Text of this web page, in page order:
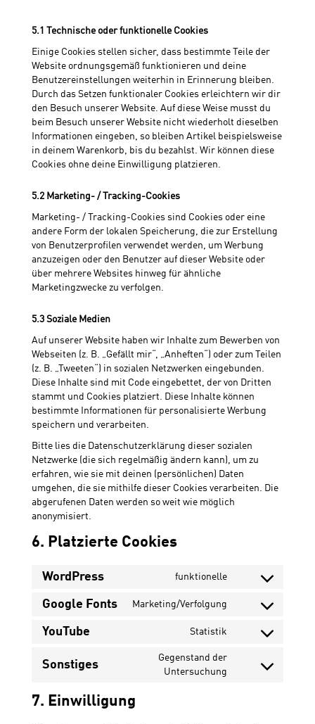
5.1 Technische oder funktionelle Cookies
Einige Cookies stellen sicher, dass bestimmte Teile der
Website ordnungsgemäß funktionieren und deine
Benutzereinstellungen weiterhin in Erinnerung bleiben.
Durch das Setzen funktionaler Cookies erleichtern wir dir
den Besuch unserer Website. Auf diese Weise musst du
beim Besuch unserer Website nicht wiederholt dieselben
Informationen eingeben, so bleiben Artikel beispielsweise
in deinem Warenkorb, bis du bezahlst. Wir können diese
Cookies ohne deine Einwilligung platzieren.
5.2 Marketing- / Tracking-Cookies
Marketing- / Tracking-Cookies sind Cookies oder eine
andere Form der lokalen Speicherung, die zur Erstellung
von Benutzerprofilen verwendet werden, um Werbung
anzuzeigen oder den Benutzer auf dieser Website oder
über mehrere Websites hinweg für ähnliche
Marketingzwecke zu verfolgen.
5.3 Soziale Medien
Auf unserer Website haben wir Inhalte zum Bewerben von
Webseiten (z. B. „Gefällt mir“, „Anheften“) oder zum Teilen
(z. B. „Tweeten“) in sozialen Netzwerken eingebunden.
Diese Inhalte sind mit Code eingebettet, der von Dritten
stammt und Cookies platziert. Diese Inhalte können
bestimmte Informationen für personalisierte Werbung
speichern und verarbeiten.
Bitte lies die Datenschutzerklärung dieser sozialen
Netzwerke (die sich regelmäßig ändern kann), um zu
erfahren, wie sie mit deinen (persönlichen) Daten
umgehen, die sie mithilfe dieser Cookies verarbeiten. Die
abgerufenen Daten werden so weit wie möglich
anonymisiert.
6. Platzierte Cookies
WordPress funktionelle
Consent
service
Google Fonts Marketing/Verfolgung
Consent
service
YouTube Statistik
Consent
service
Sonstiges
Gegenstand der
Untersuchung
Consent
7. Einwilligung